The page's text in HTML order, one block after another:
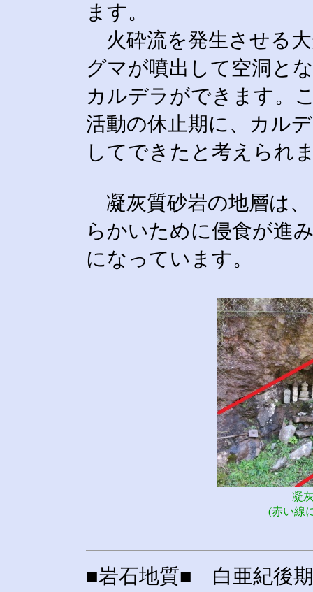
ます。
火砕流を発生させる
グマが噴出して空洞と
カルデラができます。
活動の休止期に、カル
してできたと考えられ
凝灰質砂岩の地層は
らかいために侵食が進
になっています。
凝
(赤い線
■岩石地質■ 白亜紀後